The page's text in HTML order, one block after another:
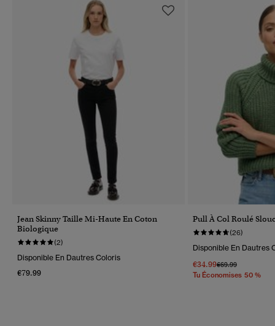
Jean Skinny Taille Mi-Haute En Coton
Biologique
(2)
Disponible En Dautres Coloris
€79.99
Pull À Col Roulé
(26)
Disponible En Dautres
€34.99Prix Réduit De
€69.99À
Tu Économises 50 %